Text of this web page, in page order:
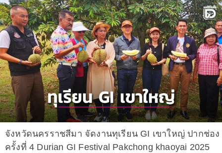
จังหวัดนครราชสีมา จัดงานทุเรียน GI เขาใหญ่ ปากช่อง
ครั้งที่ 4 Durian GI Festival Pakchong khaoyai 2025